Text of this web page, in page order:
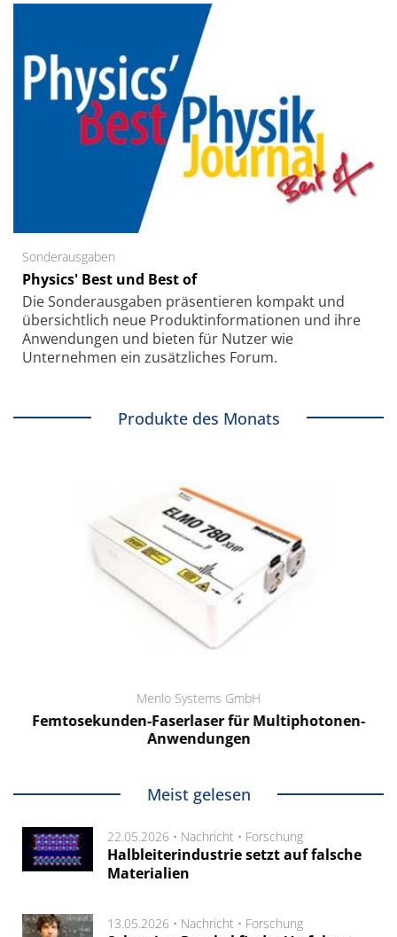
Sonderausgaben
Physics' Best und Best of
Die Sonder­ausgaben präsentieren kompakt und
übersichtlich neue Produkt­informationen und ihre
Anwendungen und bieten für Nutzer wie
Unternehmen ein zusätzliches Forum.
Produkte des Monats
Menlo Systems GmbH
Femtosekunden-Faserlaser für Multiphotonen-
Anwendungen
Meist gelesen
22.05.2026 • Nachricht • Forschung
Halbleiterindustrie setzt auf falsche
Materialien
13.05.2026 • Nachricht • Forschung